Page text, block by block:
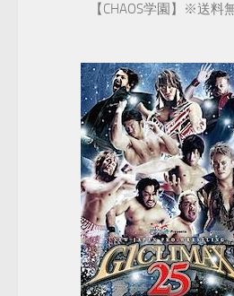
【CHAOS学園】※送料